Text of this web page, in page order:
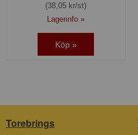
(38,05 kr/st)
Lagerinfo »
Köp »
Torebrings